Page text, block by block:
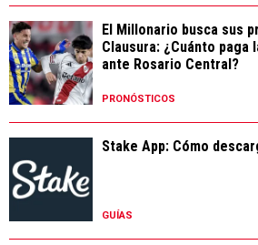
El Millonario busca sus
Clausura: ¿Cuánto paga
ante Rosario Central?
PRONÓSTICOS
Stake App: Cómo
GUÍAS